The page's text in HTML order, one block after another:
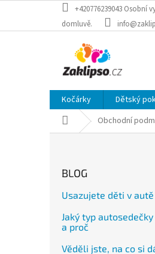
obsah
+420776239043 Osobní
domluvě.
Kočárky Dětský
Domů Obchodní
BLOG
Usazujete děti v
Jaký typ
a proč
Věděli jste, na co si